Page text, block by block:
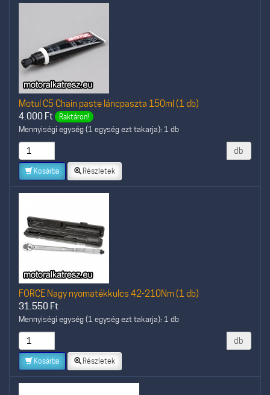
Motul C5 Chain paste láncpaszta 150ml (1 db)
4.000 Ft Raktáron!
Mennyiségi egység (1 egység ezt takarja): 1 db
db
Kosárba Részletek
FORCE Nagy nyomatékkulcs 42-210Nm (1 db)
31.550 Ft
Mennyiségi egység (1 egység ezt takarja): 1 db
db
Kosárba Részletek